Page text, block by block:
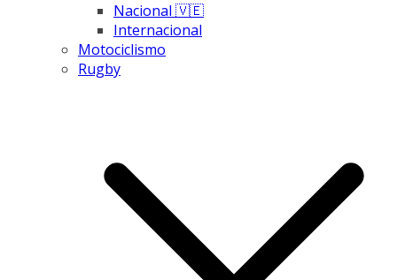
Nacional 🇻🇪
Internacional
Motociclismo
Rugby